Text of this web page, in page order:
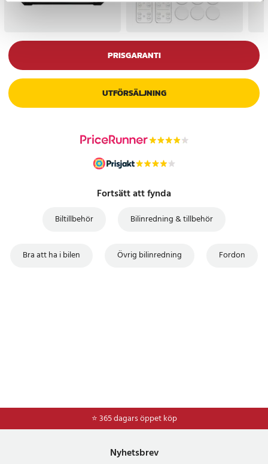
PRISGARANTI
UTFÖRSÄLJNING
Fortsätt att fynda
Biltillbehör Bilinredning & tillbehör
Bra att ha i bilen Övrig bilinredning Fordon
⭐ 365 dagars öppet köp
⭐Frakt 49kr *
Nyhetsbrev